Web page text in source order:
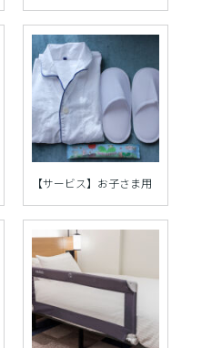
【サービス】お子さま用